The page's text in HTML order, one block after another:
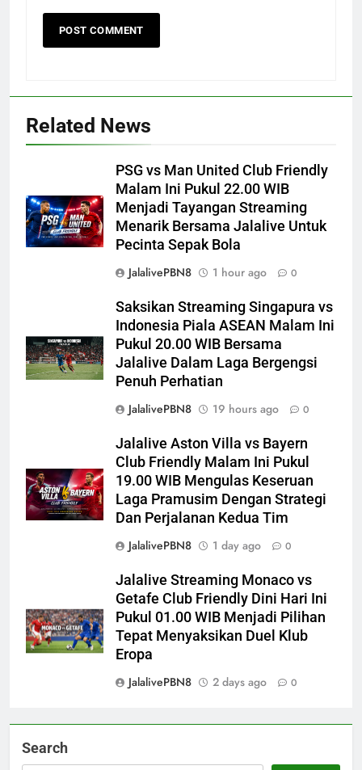
Related News
PSG vs Man United Club Friendly
Malam Ini Pukul 22.00 WIB
Menjadi Tayangan Streaming
Menarik Bersama Jalalive Untuk
Pecinta Sepak Bola
JalalivePBN8
1 hour ago 0
Saksikan Streaming Singapura vs
Indonesia Piala ASEAN Malam Ini
Pukul 20.00 WIB Bersama
Jalalive Dalam Laga Bergengsi
Penuh Perhatian
JalalivePBN8
19 hours ago 0
Jalalive Aston Villa vs Bayern
Club Friendly Malam Ini Pukul
19.00 WIB Mengulas Keseruan
Laga Pramusim Dengan Strategi
Dan Perjalanan Kedua Tim
JalalivePBN8
1 day ago 0
Jalalive Streaming Monaco vs
Getafe Club Friendly Dini Hari Ini
Pukul 01.00 WIB Menjadi Pilihan
Tepat Menyaksikan Duel Klub
Eropa
JalalivePBN8
2 days ago 0
Search